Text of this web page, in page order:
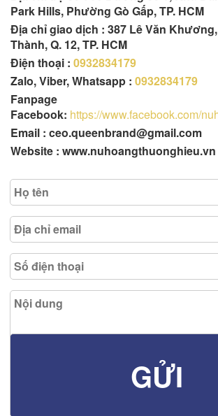
Park Hills, Phường Gò Gấp, TP. HCM
Địa chỉ giao dịch : 387 Lê Văn
Thành, Q. 12, TP. HCM
Điện thoại : 0932834179
Zalo, Viber, Whatsapp : 0932834179
Fanpage
Facebook: https://www.facebook.com/
Email : ceo.queenbrand@gmail.com
Website : www.nuhoangthuonghieu.vn